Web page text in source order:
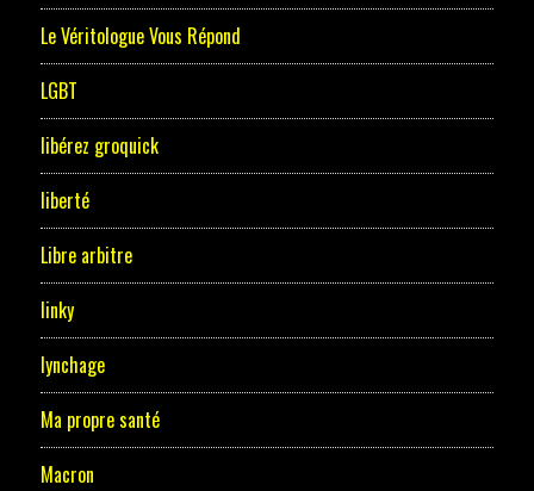
Le Véritologue Vous Répond
LGBT
libérez groquick
liberté
Libre arbitre
linky
lynchage
Ma propre santé
Macron